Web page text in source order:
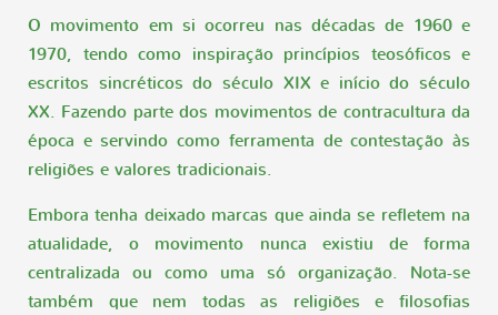
O movimento em si ocorreu nas décadas de 1960 e
1970, tendo como inspiração princípios teosóficos e
escritos sincréticos do século XIX e início do século
XX. Fazendo parte dos movimentos de contracultura da
época e servindo como ferramenta de contestação às
religiões e valores tradicionais.
Embora tenha deixado marcas que ainda se refletem na
atualidade, o movimento nunca existiu de forma
centralizada ou como uma só organização. Nota-se
também que nem todas as religiões e filosofias